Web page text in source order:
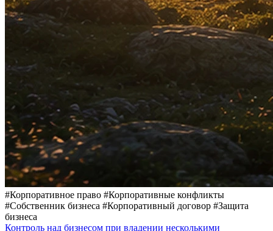
#Корпоративное право #Корпоративные конфликты
#Собственник бизнеса #Корпоративный договор #Защита
бизнеса
Контроль над бизнесом при владении несколькими